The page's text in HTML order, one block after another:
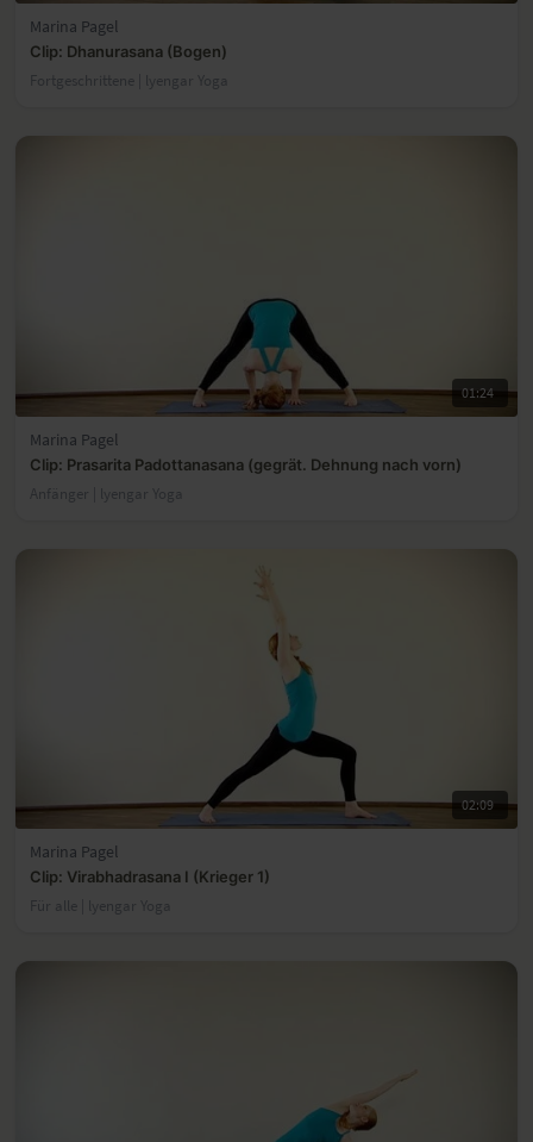
Marina Pagel
Clip: Dhanurasana (Bogen)
Fortgeschrittene | lyengar Yoga
01:24
Marina Pagel
Clip: Prasarita Padottanasana (gegrät. Dehnung nach vorn)
Anfänger | lyengar Yoga
02:09
Marina Pagel
Clip: Virabhadrasana I (Krieger 1)
Für alle | lyengar Yoga